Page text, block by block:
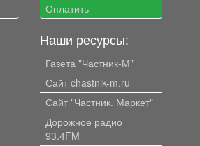
Оплатить
Наши ресурсы:
Газета "Частник-М"
Сайт chastnik-m.ru
Сайт "Частник. Маркет"
Дорожное радио
93.4FM